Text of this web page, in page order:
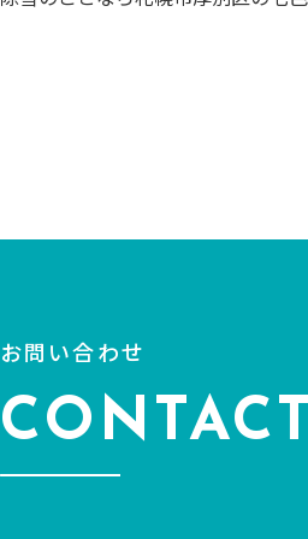
お問い合わせ
CONTACT